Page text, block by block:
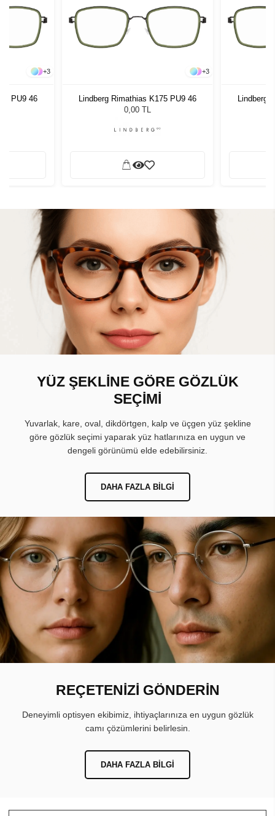
+3
PU9 46
+3
Lindberg Rimathias K175 PU9 46
0,00 TL
Lindberg
YÜZ ŞEKLİNE GÖRE GÖZLÜK
SEÇİMİ
Yuvarlak, kare, oval, dikdörtgen, kalp ve üçgen yüz şekline
göre gözlük seçimi yaparak yüz hatlarınıza en uygun ve
dengeli görünümü elde edebilirsiniz.
DAHA FAZLA BILGI
REÇETENİZİ GÖNDERİN
Deneyimli optisyen ekibimiz, ihtiyaçlarınıza en uygun gözlük
camı çözümlerini belirlesin.
DAHA FAZLA BILGI